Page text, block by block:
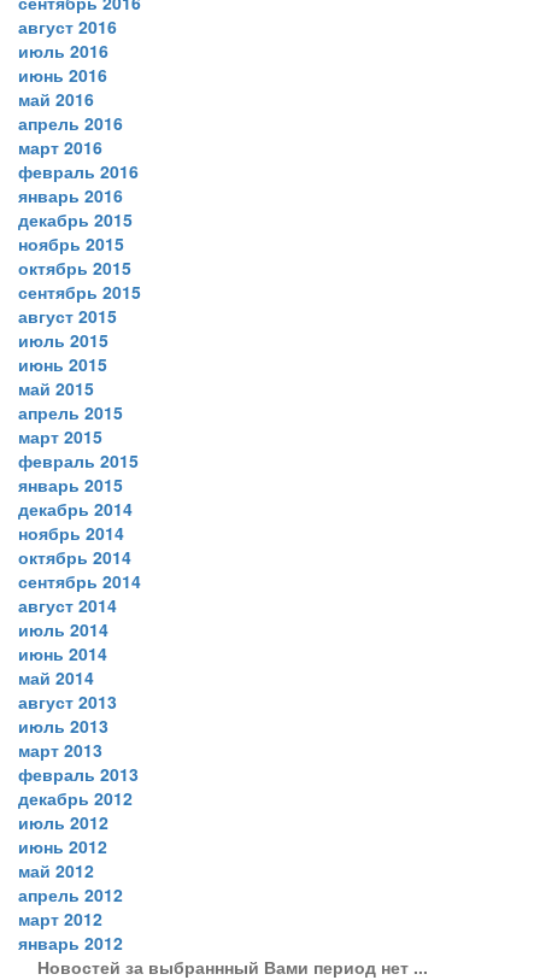
август 2016
июль 2016
июнь 2016
май 2016
апрель 2016
март 2016
февраль 2016
январь 2016
декабрь 2015
ноябрь 2015
октябрь 2015
сентябрь 2015
август 2015
июль 2015
июнь 2015
май 2015
апрель 2015
март 2015
февраль 2015
январь 2015
декабрь 2014
ноябрь 2014
октябрь 2014
сентябрь 2014
август 2014
июль 2014
июнь 2014
май 2014
август 2013
июль 2013
март 2013
февраль 2013
декабрь 2012
июль 2012
июнь 2012
май 2012
апрель 2012
март 2012
январь 2012
Новостей за выбраннный Вами период нет ...